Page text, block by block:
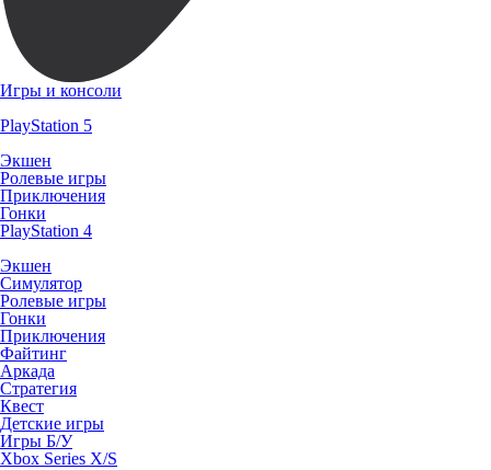
Игры и консоли
PlayStation 5
Экшен
Ролевые игры
Приключения
Гонки
PlayStation 4
Экшен
Симулятор
Ролевые игры
Гонки
Приключения
Файтинг
Аркада
Стратегия
Квест
Детские игры
Игры Б/У
Xbox Series X/S